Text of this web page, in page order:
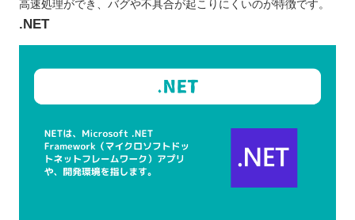
高速処理ができ、バグや不具合が起こりにくいのが特徴です。
.NET